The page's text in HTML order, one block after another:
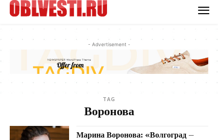
- Advertisement -
TAG
Воронова
Марина Воронова: «Волгоград –